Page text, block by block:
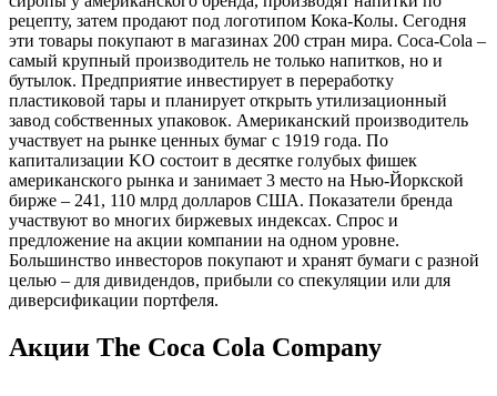
рецепту, затем продают под логотипом Кока-Колы. Сегодня
эти товары покупают в магазинах 200 стран мира. Coca-Cola –
самый крупный производитель не только напитков, но и
бутылок. Предприятие инвестирует в переработку
пластиковой тары и планирует открыть утилизационный
завод собственных упаковок. Американский производитель
участвует на рынке ценных бумаг с 1919 года. По
капитализации KO состоит в десятке голубых фишек
американского рынка и занимает 3 место на Нью-Йоркской
бирже – 241, 110 млрд долларов США. Показатели бренда
участвуют во многих биржевых индексах. Спрос и
предложение на акции компании на одном уровне.
Большинство инвесторов покупают и хранят бумаги с разной
целью – для дивидендов, прибыли со спекуляции или для
диверсификации портфеля.
Акции The Coca Cola Company